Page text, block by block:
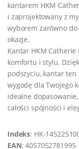
kantarem HKM
i zaprojektowany z
wyborem zarówno
okazje.
Kantar HKM Catherie
komfortu i stylu.
podszyciu, kantar
wygodę dla Twojego
idealne
całości spójności i
Indeks: HK-
EAN: 4057052781995